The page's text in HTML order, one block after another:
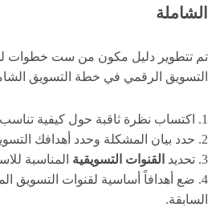
الشاملة
تم تتطوير دليل مكون من ست خطوات
التسويق الرقمي في خطة التسويق
1. اكتساب نظرة ثاقبة حول كيفية تناسب
2. حدد بيان المشكلة وحدد أهدافك التسويقية
3. تحديد
القنوات التسويقية المناسبة
4. ضع أهدافاً أساسية لقنوات التسويق
السابقة.